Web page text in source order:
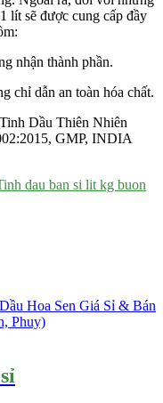
lít sẽ được cung cấp đầy
nhận thành phần.
chỉ dẫn an toàn hóa chất.
Dầu Thiên Nhiên
GMP, INDIA